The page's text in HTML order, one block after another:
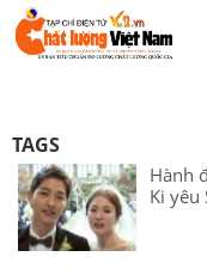
TAGS
Hành
Ki yêu